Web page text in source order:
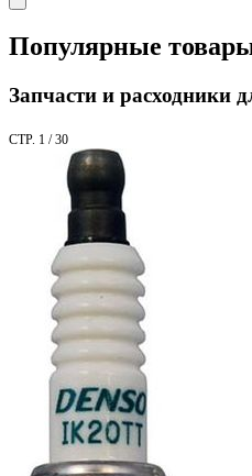
Популярные
Запчасти и расходники
СТР. 1 / 30